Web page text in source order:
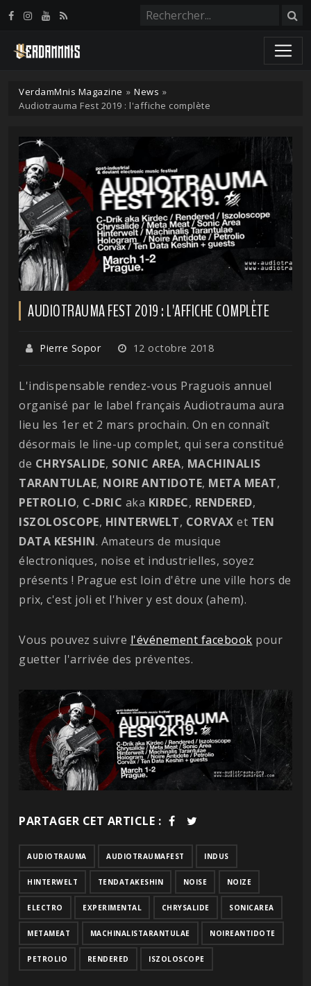
VerdamMnis Magazine » News »
Audiotrauma Fest 2019 : l'affiche complète
AUDIOTRAUMA FEST 2019 : L'AFFICHE COMPLÈTE
Pierre Sopor 12 octobre 2018
L'indispensable rendez-vous Praguois annuel
organisé par le label français Audiotrauma aura
lieu les 1er et 2 mars prochain. On en connaît
désormais le line-up complet, qui sera constitué
de CHRYSALIDE, SONIC AREA, MACHINALIS
TARANTULAE, NOIRE ANTIDOTE, META MEAT,
PETROLIO, C-DRIC aka KIRDEC, RENDERED,
ISZOLOSCOPE, HINTERWELT, CORVAX et TEN
DATA KESHIN. Amateurs de musique
électroniques, noise et industrielles, soyez
présents ! Prague est loin d'être une ville hors de
prix, c'est joli et l'hiver y est doux (ahem).
Vous pouvez suivre l'événement facebook pour
guetter l'arrivée des préventes.
PARTAGER CET ARTICLE :
AUDIOTRAUMA AUDIOTRAUMAFEST INDUS
HINTERWELT TENDATAKESHIN NOISE NOIZE
ELECTRO EXPERIMENTAL CHRYSALIDE SONICAREA
METAMEAT MACHINALISTARANTULAE NOIREANTIDOTE
PETROLIO RENDERED ISZOLOSCOPE
Panneau de gestion des cookies